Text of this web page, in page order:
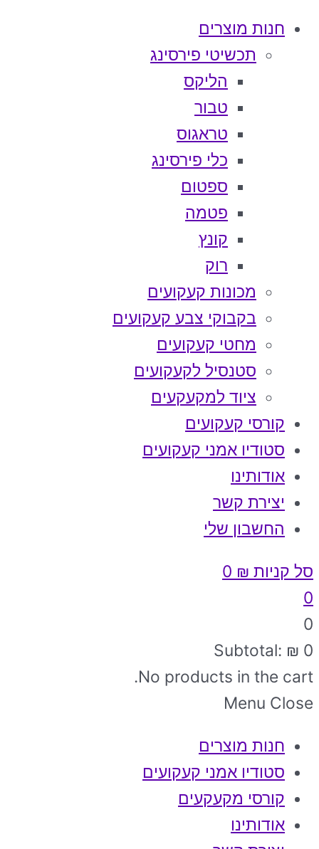
חנות מוצרים
תכשיטי פירסינג
הליקס
טבור
טראגוס
כלי פירסינג
ספטום
פטמה
קונץ
רוק
מכונות קעקועים
בקבוקי צבע קעקועים
מחטי קעקועים
סטנסיל לקעקועים
ציוד למקעקעים
קורסי קעקועים
סטודיו אמני קעקועים
אודותינו
יצירת קשר
החשבון שלי
סל קניות ₪
0
0
Subtotal: ₪ 0
No products in the cart.
Menu Close
חנות מוצרים
סטודיו אמני קעקועים
קורסי מקעקעים
אודותינו